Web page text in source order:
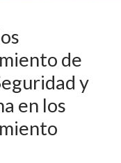
de
y
en los